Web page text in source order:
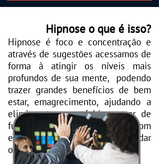
Hipnose o que é isso?
Hipnose é foco e concentração e
através de sugestões acessamos de
forma à atingir os níveis mais
profundos de sua mente, podendo
trazer grandes benefícios de bem
estar, emagrecimento, ajudando a
eliminar traumas, fobias, parar de
fumar entre outras atuações. Com
esta ferramenta você poderá ajudar
o próximo e à você mesmo.